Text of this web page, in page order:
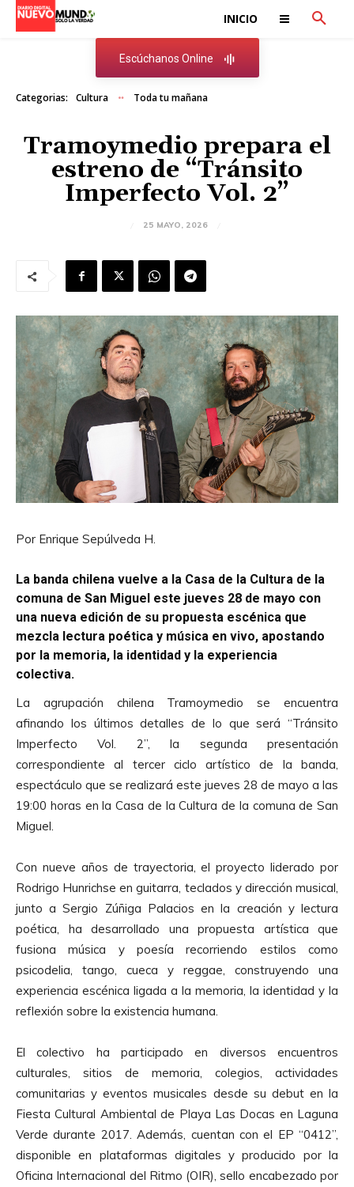
INICIO
Escúchanos Online
Categorias: Cultura Toda tu mañana
Tramoymedio prepara el
estreno de “Tránsito
Imperfecto Vol. 2”
25 MAYO, 2026
Por Enrique Sepúlveda H.
La banda chilena vuelve a la Casa de la Cultura de la
comuna de San Miguel este jueves 28 de mayo con
una nueva edición de su propuesta escénica que
mezcla lectura poética y música en vivo, apostando
por la memoria, la identidad y la experiencia
colectiva.
La agrupación chilena Tramoymedio se encuentra
afinando los últimos detalles de lo que será “Tránsito
Imperfecto Vol. 2”, la segunda presentación
correspondiente al tercer ciclo artístico de la banda,
espectáculo que se realizará este jueves 28 de mayo a las
19:00 horas en la Casa de la Cultura de la comuna de San
Miguel.
Con nueve años de trayectoria, el proyecto liderado por
Rodrigo Hunrichse en guitarra, teclados y dirección musical,
junto a Sergio Zúñiga Palacios en la creación y lectura
poética, ha desarrollado una propuesta artística que
fusiona música y poesía recorriendo estilos como
psicodelia, tango, cueca y reggae, construyendo una
experiencia escénica ligada a la memoria, la identidad y la
reflexión sobre la existencia humana.
El colectivo ha participado en diversos encuentros
culturales, sitios de memoria, colegios, actividades
comunitarias y eventos musicales desde su debut en la
Fiesta Cultural Ambiental de Playa Las Docas en Laguna
Verde durante 2017. Además, cuentan con el EP “0412”,
disponible en plataformas digitales y producido por la
Oficina Internacional del Ritmo (OIR), sello encabezado por